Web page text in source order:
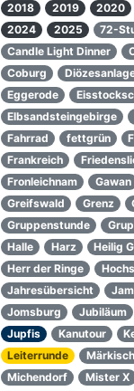
2018
2019 2020
2024
2025 72-
Candle Light Dinner
Coburg
Eggerode
Elbsandsteingebirge
Fahrrad
fettgrün
Frankreich
Fronleichnam
Gawan
Greifswald
Grenz
Gruppenstunde
Halle
Harz Heilig
Herr der Ringe
Jahresübersicht
Jomsburg
Jubiläum
Jupfis
Kanutour
Leiterrunde
Michendorf
Mister X